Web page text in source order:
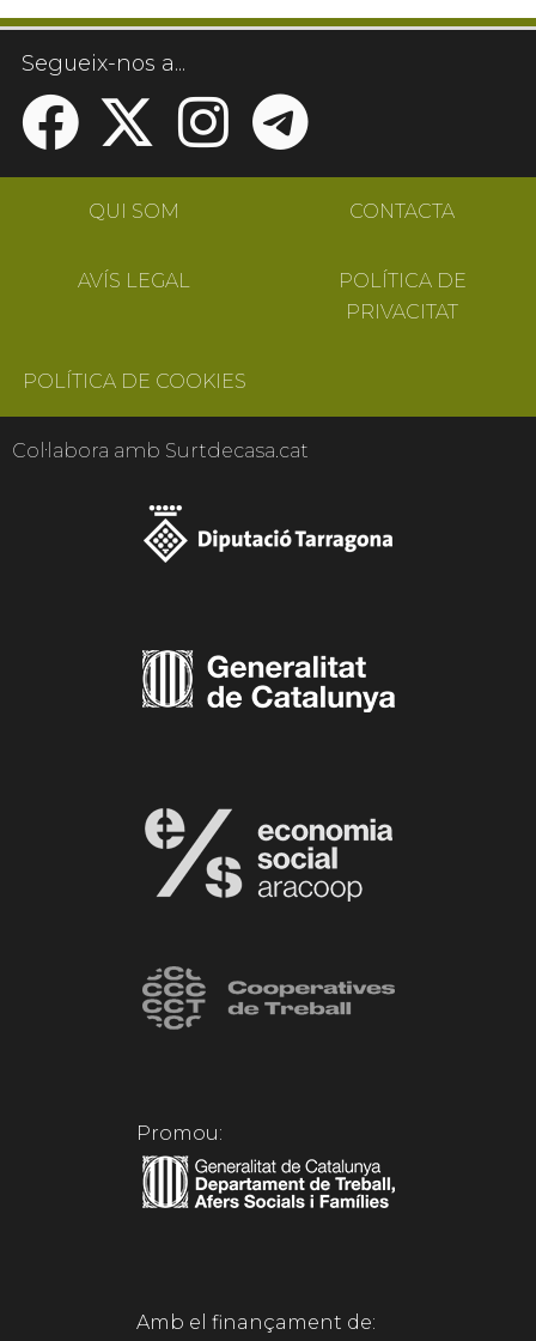
Segueix-nos a...
QUI SOM CONTACTA
AVÍS LEGAL
POLÍTICA DE
PRIVACITAT
POLÍTICA DE COOKIES
Col·labora amb Surtdecasa.cat
Promou:
Amb el finançament de: